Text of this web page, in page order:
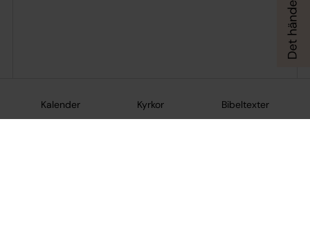
Kalender Kyrkor Bibeltexter